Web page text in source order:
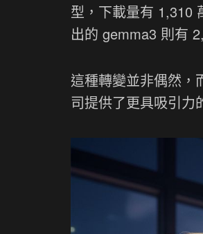
型，下載量有 1,310
出的 gemma3 則有
這種轉變並非偶然，
司提供了更具吸引力